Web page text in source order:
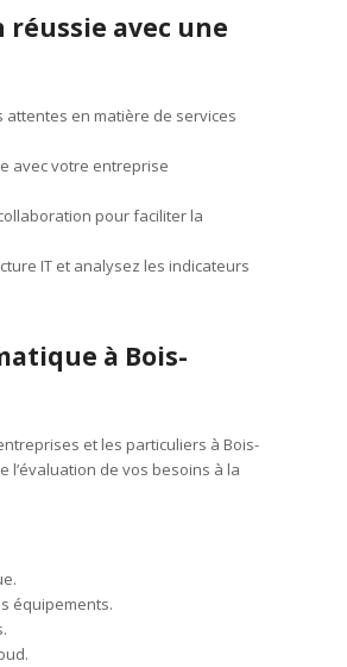
avec une
attentes en matière de services
avec votre entreprise
pour faciliter la
IT et analysez les indicateurs
à Bois-
et les particuliers à Bois-
l’évaluation de vos besoins à la
équipements.